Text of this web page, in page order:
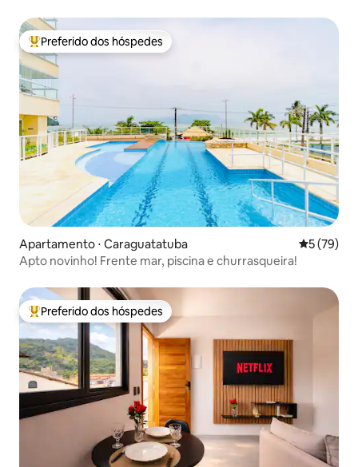
Entre os melhores preferidos dos hóspedes
Preferido dos hóspedes
Apartamento ⋅ Caraguatatuba 5 de uma
5 (79)
Apto novinho! Frente mar, piscina e churrasqueira!
Entre os melhores preferidos dos hóspedes
Preferido dos hóspedes